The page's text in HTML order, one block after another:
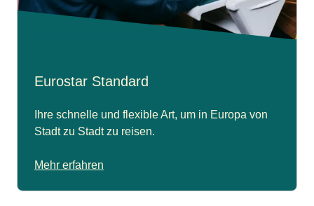
Eurostar Standard
Ihre schnelle und flexible Art, um in Europa von
Stadt zu Stadt zu reisen.
Mehr erfahren